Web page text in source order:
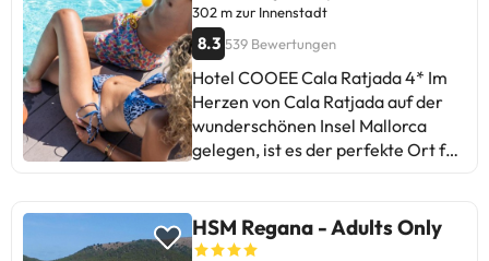
302 m zur Innenstadt
8.3 539 Bewertungen
Hotel COOEE Cala Ratjada 4* Im
Herzen von Cala Ratjada auf der
wunderschönen Insel Mallorca
gelegen, ist es der perfekte Ort für
Einrichtung nur für Erwachsene ist.
Darüber hinaus finden Sie ganz in
HSM Regana - Adults Only